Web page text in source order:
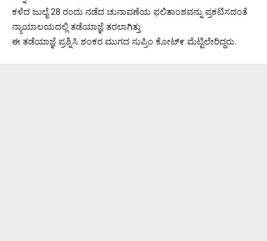
ಕಳೆದ ಜುಲೈ 28 ರಂದು ನಡೆದ ಚುನಾವಣೆಯ ಫಲಿತಾಂಶವನ್ನು ಪ್ರಕಟಿಸದಂತೆ
ನ್ಯಾಯಾಲಯದಲ್ಲಿ ತಡೆಯಾಜ್ಞೆ ತರಲಾಗಿತ್ತು
ಈ ತಡೆಯಾಜ್ಞೆ ಪ್ರಶ್ನಿಸಿ ಶಂಕರ ಮುಗದ ಸುಪ್ರಿಂ ಕೋಟ್೯ ಮೆಟ್ಟಿಲೇರಿದ್ದರು.